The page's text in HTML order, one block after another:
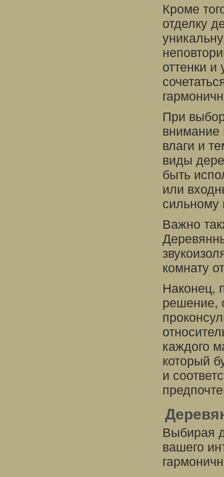
Кроме
отделку
оттенки и
При
внимание
влаги и
виды
быть
или
сильному
Важно
комнату
Наконец,
решение,
каждого
который
и
Выбирая
вашего